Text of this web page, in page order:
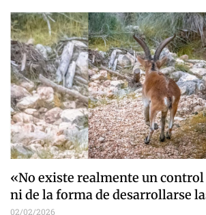
«No existe realmente un
ni de la forma de desarrollarse
02/02/2026